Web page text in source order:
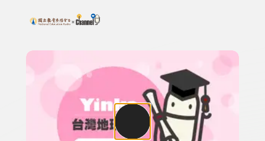
上方功能區塊
搜尋關鍵字：可輸入節目名稱、主持人或關鍵字